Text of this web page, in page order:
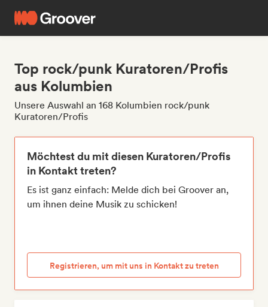
Top rock/punk Kuratoren/Profis
aus Kolumbien
Unsere Auswahl an 168 Kolumbien rock/punk
Kuratoren/Profis
Möchtest du mit diesen Kuratoren/Profis
in Kontakt treten?
Es ist ganz einfach: Melde dich bei Groover an,
um ihnen deine Musik zu schicken!
Registrieren, um mit uns in Kontakt zu treten